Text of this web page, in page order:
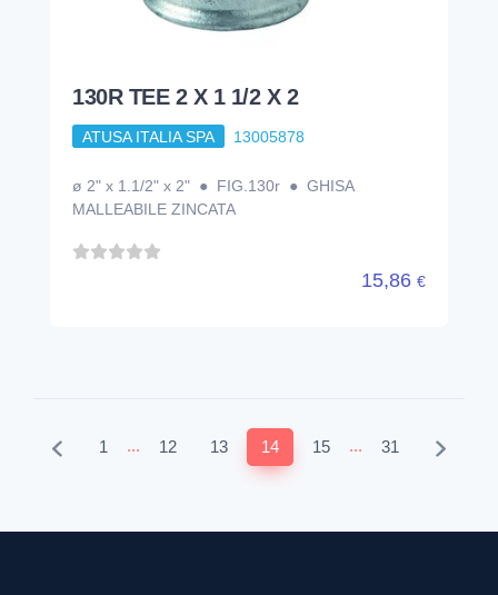
130R TEE 2 X 1 1/2 X 2
ATUSA ITALIA SPA 13005878
ø 2" x 1.1/2" x 2" ● FIG.130r ● GHISA
MALLEABILE ZINCATA
15,86 €
1 ... 12 13 14 15 ... 31